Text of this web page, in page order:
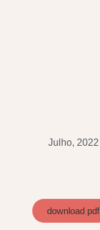
Julho, 2022
download pdf